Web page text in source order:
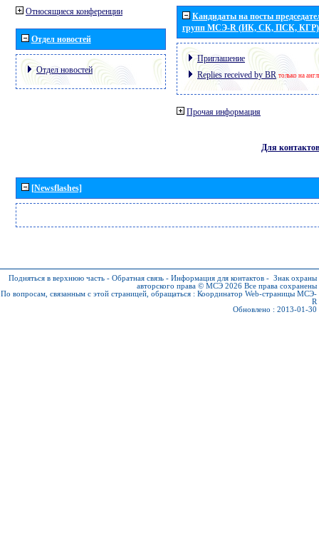
Относящиеся конференции
Отдел новостей
Отдел новостей
Кандидаты на посты
групп МСЭ-R (ИК, СК, ПСК, КГР)
Приглашение
Replies received by BR только на
Прочая информация
Для контактов
[Newsflashes]
Подняться в верхнюю часть - Обратная связь - Информация для контактов - Знак охраны
авторского права © МСЭ 2026 Все права сохранены
По вопросам, связанным с этой страницей, обращаться : Координатор Web-страницы МСЭ-
R
Обновлено : 2013-01-30